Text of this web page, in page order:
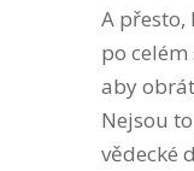
A přesto,
po
aby
Nejsou
vědecké